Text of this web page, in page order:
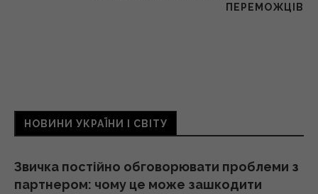
ПЕРЕМОЖЦІВ
НОВИНИ УКРАЇНИ І СВІТУ
Звичка постійно обговорювати проблеми з
партнером: чому це може зашкодити